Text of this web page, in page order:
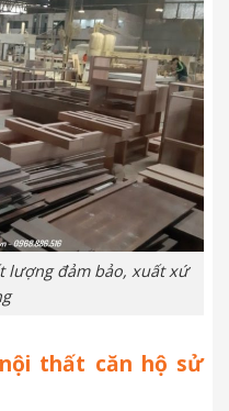
lượng đảm bảo, xuất xứ
thất căn hộ sử